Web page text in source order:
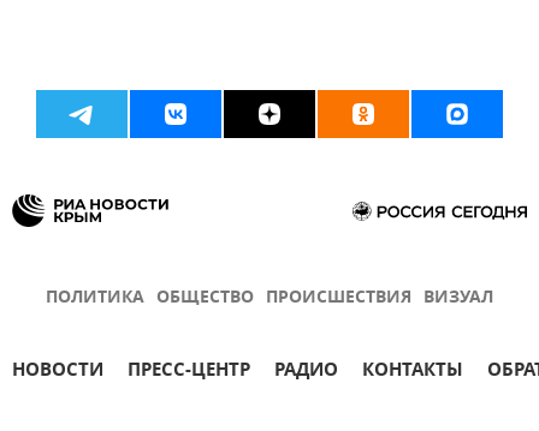
ПОЛИТИКА ОБЩЕСТВО ПРОИСШЕСТВИЯ ВИЗУАЛ
НОВОСТИ ПРЕСС-ЦЕНТР РАДИО КОНТАКТЫ